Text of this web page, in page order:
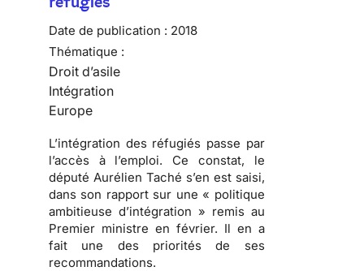
Date de publication : 2018
Thématique :
Droit d’asile
Intégration
Europe
L’intégration des réfugiés passe par
l’accès à l’emploi. Ce constat, le
député Aurélien Taché s’en est saisi,
dans son rapport sur une « politique
ambitieuse d’intégration » remis au
Premier ministre en février. Il en a
fait une des priorités de ses
recommandations.